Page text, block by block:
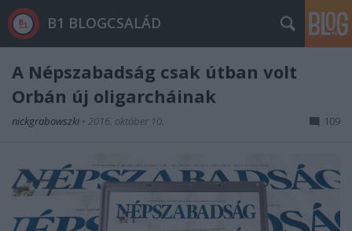
B1 BLOGCSALÁD
A Népszabadság csak útban volt
Orbán új oligarcháinak
nickgrabowszki • 2016. október 10. 109